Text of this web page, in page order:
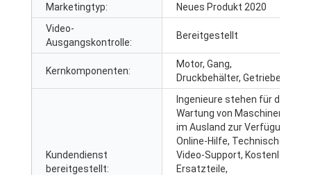
Marketingtyp:
Neues Produkt 2020
Video-
Ausgangskontrolle:
Bereitgestellt
Kernkomponenten:
Motor, Gang,
Druckbehälter, Getriebe
Kundendienst
bereitgestellt:
Ingenieure stehen für die
Wartung von Maschinen
im Ausland zur Verfügung,
Online-Hilfe, Technischer
Video-Support, Kostenlose
Ersatzteile,